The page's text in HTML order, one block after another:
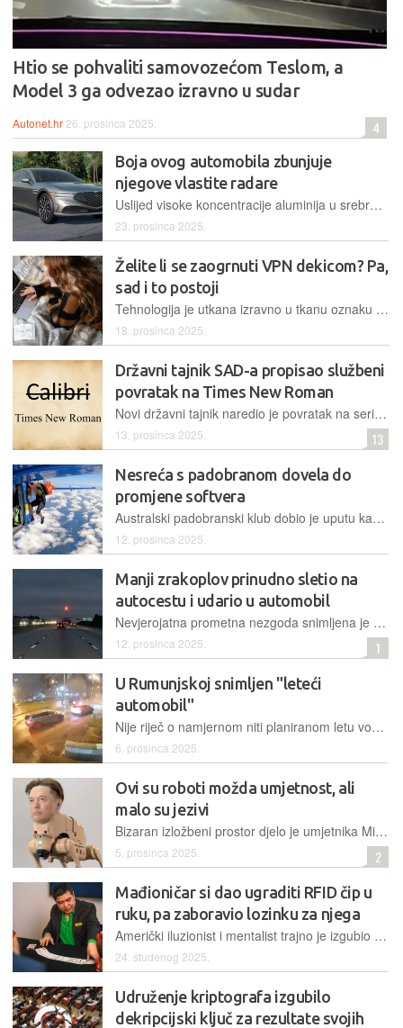
Htio se pohvaliti samovozećom Teslom, a
Model 3 ga odvezao izravno u sudar
Autonet.hr 26. prosinca 2025. 4
Boja ovog automobila zbunjuje
njegove vlastite radare
Uslijed visoke koncentracije aluminija u srebrnoj boji, radarski senzori Genesisovog modela G90 detektiraju nepostojeće objekte, što može dovesti do iznenadnog i opasnog fantomskog kočenja vozila
23. prosinca 2025.
Želite li se zaogrnuti VPN dekicom? Pa,
sad i to postoji
Tehnologija je utkana izravno u tkanu oznaku dekice. Dodirnete li ju, otvorit će se URL koji će vam omogućiti pristup VPN usluzi
18. prosinca 2025.
Državni tajnik SAD-a propisao službeni
povratak na Times New Roman
Novi državni tajnik naredio je povratak na serifni font Times New Roman u službenim komunikacijama, poništavajući odluku bivše administracije donesenu radi bolje pristupačnosti osobama s invaliditetom
13. prosinca 2025. 13
Nesreća s padobranom dovela do
promjene softvera
Australski padobranski klub dobio je uputu kako treba poboljšati softver koji koristi za upravljanje skokovima nakon nesreće u kojoj se padobran skakača zakačio za rep zrakoplova.
12. prosinca 2025.
Manji zrakoplov prinudno sletio na
autocestu i udario u automobil
Nevjerojatna prometna nezgoda snimljena je dashcamom na jednoj autocesti američke savezne države Floride početkom tjedna, kad je privatni zrakoplov prinudno sletio na automobil koji je tuda vozio
12. prosinca 2025. 1
U Rumunjskoj snimljen "leteći
automobil"
Nije riječ o namjernom niti planiranom letu vozila, već o bizarnoj prometnoj nezgodi u kojoj je vozač "proletio" kroz kružni tok, jer uslijed iznenadnog medicinskog stanja nije mogao reagirati
6. prosinca 2025.
Ovi su roboti možda umjetnost, ali
malo su jezivi
Bizaran izložbeni prostor djelo je umjetnika Mikea Winkelmanna, čuvenog po grotesknim, satiričnim 3D umjetničkim djelima i animacijama koje miješaju pop kulturu, politiku i distopijske teme
5. prosinca 2025. 2
Mađioničar si dao ugraditi RFID čip u
ruku, pa zaboravio lozinku za njega
Američki iluzionist i mentalist trajno je izgubio pristup svojem implantiranom čipu nakon što je zaboravio lozinku, što ga je ostavilo s nefunkcionalnim dodatkom i propalom čarolijom
24. studenog 2025.
Udruženje kriptografa izgubilo
dekripcijski ključ za rezultate svojih